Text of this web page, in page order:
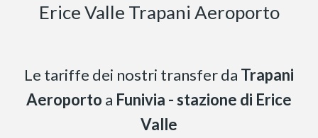
Erice Valle Trapani Aeroporto
Le tariffe dei nostri transfer da Trapani
Aeroporto a Funivia - stazione di Erice
Valle